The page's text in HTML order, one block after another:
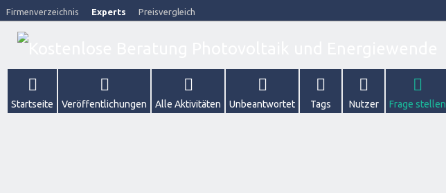
Firmenverzeichnis Experts Preisvergleich
Startseite Veröffentlichungen Alle Aktivitäten Unbeantwortet Tags Nutzer Frage stellen